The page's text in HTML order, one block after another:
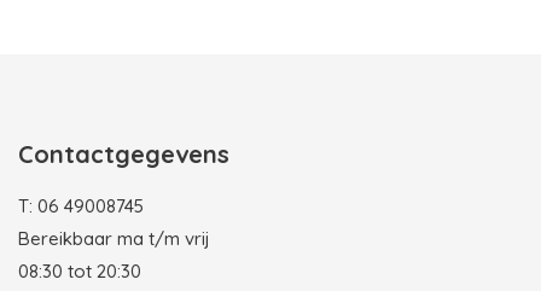
Contactgegevens
T: 06 49008745
Bereikbaar ma t/m vrij
08:30 tot 20:30